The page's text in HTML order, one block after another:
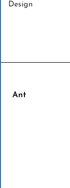
Design
Ant